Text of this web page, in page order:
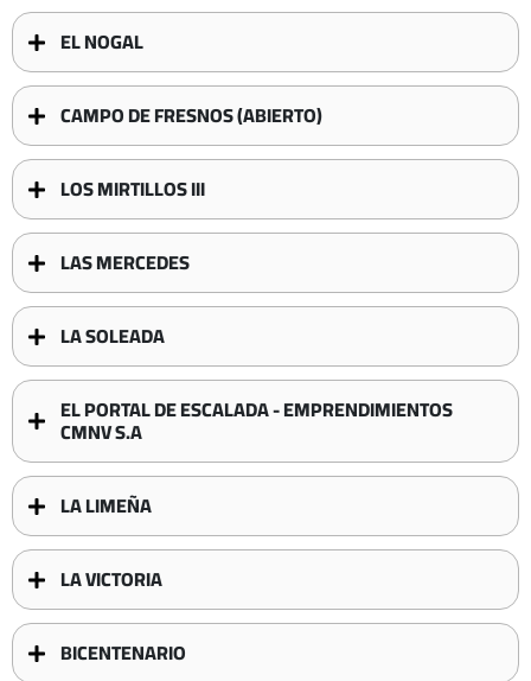
EL NOGAL
CAMPO DE FRESNOS (ABIERTO)
LOS MIRTILLOS III
LAS MERCEDES
LA SOLEADA
EL PORTAL DE ESCALADA - EMPRENDIMIENTOS
CMNV S.A
LA LIMEÑA
LA VICTORIA
BICENTENARIO